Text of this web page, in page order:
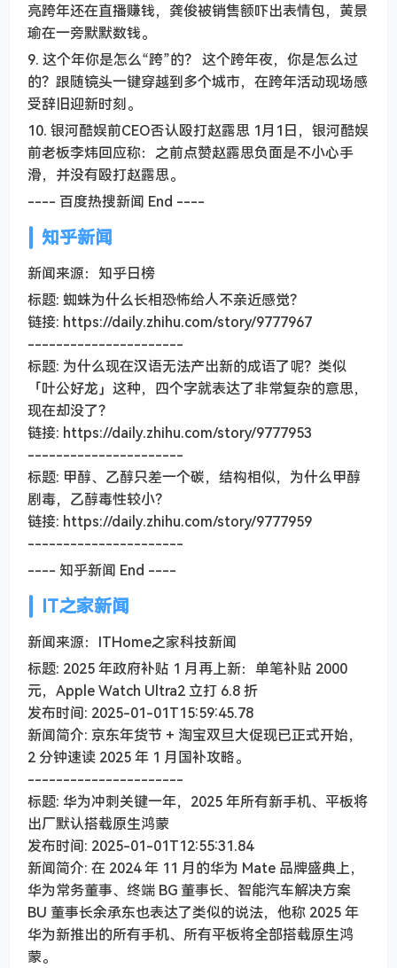
亮跨年还在直播赚钱，龚俊被销售额吓出表情包，黄景
瑜在一旁默默数钱。
9. 这个年你是怎么“跨”的？ 这个跨年夜，你是怎么过
的？跟随镜头一键穿越到多个城市，在跨年活动现场感
受辞旧迎新时刻。
10. 银河酷娱前CEO否认殴打赵露思 1月1日，银河酷娱
前老板李炜回应称：之前点赞赵露思负面是不小心手
滑，并没有殴打赵露思。
---- 百度热搜新闻 End ----
知乎新闻
新闻来源：知乎日榜
标题: 蜘蛛为什么长相恐怖给人不亲近感觉？
链接: https://daily.zhihu.com/story/9777967
----------------------
标题: 为什么现在汉语无法产出新的成语了呢？类似
「叶公好龙」这种，四个字就表达了非常复杂的意思，
现在却没了？
链接: https://daily.zhihu.com/story/9777953
----------------------
标题: 甲醇、乙醇只差一个碳，结构相似，为什么甲醇
剧毒，乙醇毒性较小？
链接: https://daily.zhihu.com/story/9777959
----------------------
---- 知乎新闻 End ----
IT之家新闻
新闻来源：ITHome之家科技新闻
标题: 2025 年政府补贴 1 月再上新：单笔补贴 2000
元，Apple Watch Ultra2 立打 6.8 折
发布时间: 2025-01-01T15:59:45.78
新闻简介: 京东年货节 + 淘宝双旦大促现已正式开始，
2 分钟速读 2025 年 1 月国补攻略。
----------------------
标题: 华为冲刺关键一年，2025 年所有新手机、平板将
出厂默认搭载原生鸿蒙
发布时间: 2025-01-01T12:55:31.84
新闻简介: 在 2024 年 11 月的华为 Mate 品牌盛典上，
华为常务董事、终端 BG 董事长、智能汽车解决方案
BU 董事长余承东也表达了类似的说法，他称 2025 年
华为新推出的所有手机、所有平板将全部搭载原生鸿
蒙。